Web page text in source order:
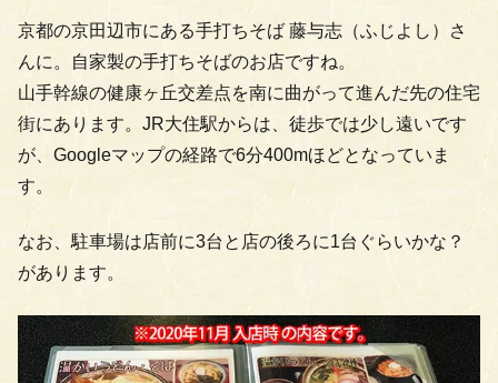
京都の京田辺市にある手打ちそば 藤与志（ふじよし）さ
んに。自家製の手打ちそばのお店ですね。
山手幹線の健康ヶ丘交差点を南に曲がって進んだ先の住宅
街にあります。JR大住駅からは、徒歩では少し遠いです
が、Googleマップの経路で6分400mほどとなっていま
す。
なお、駐車場は店前に3台と店の後ろに1台ぐらいかな？
があります。